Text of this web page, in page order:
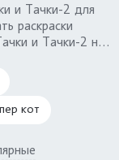
и Тачки-2 для
раскраски
и Тачки-2 на
Тачки-2 и
собрали и
и Тачки-2 на
Горвет,
кот